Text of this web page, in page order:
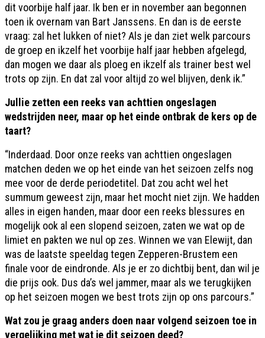
dit voorbije half jaar. Ik ben er in november aan begonnen
toen ik overnam van Bart Janssens. En dan is de eerste
vraag: zal het lukken of niet? Als je dan ziet welk parcours
de groep en ikzelf het voorbije half jaar hebben afgelegd,
dan mogen we daar als ploeg en ikzelf als trainer best wel
trots op zijn. En dat zal voor altijd zo wel blijven, denk ik.”
Jullie zetten een reeks van achttien ongeslagen
wedstrijden neer, maar op het einde ontbrak de kers op de
taart?
“Inderdaad. Door onze reeks van achttien ongeslagen
matchen deden we op het einde van het seizoen zelfs nog
mee voor de derde periodetitel. Dat zou acht wel het
summum geweest zijn, maar het mocht niet zijn. We hadden
alles in eigen handen, maar door een reeks blessures en
mogelijk ook al een slopend seizoen, zaten we wat op de
limiet en pakten we nul op zes. Winnen we van Elewijt, dan
was de laatste speeldag tegen Zepperen-Brustem een
finale voor de eindronde. Als je er zo dichtbij bent, dan wil je
die prijs ook. Dus da’s wel jammer, maar als we terugkijken
op het seizoen mogen we best trots zijn op ons parcours.”
Wat zou je graag anders doen naar volgend seizoen toe in
vergelijking met wat je dit seizoen deed?